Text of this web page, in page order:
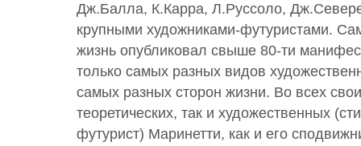
Дж.Балла, К.Карра, Л.Руссоло,
крупными художниками-футуристами.
жизнь опубликовал свыше 80-ти
только самых разных видов
самых разных сторон жизни. Во всех
теоретических, так и художественных
футурист) Маринетти, как и его